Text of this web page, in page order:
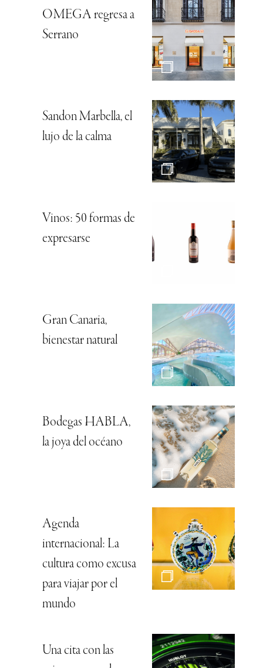
OMEGA regresa a
Serrano
Sandon Marbella, el
lujo de la calma
Vinos: 50 formas de
expresarse
Gran Canaria,
bienestar natural
Bodegas HABLA,
la joya del océano
Agenda
internacional: La
cultura como excusa
para viajar por el
mundo
Una cita con las